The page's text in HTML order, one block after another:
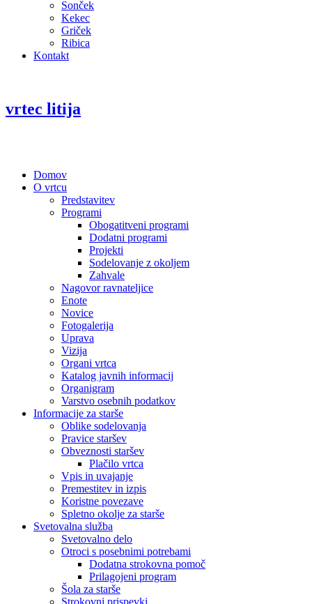
Sonček
Kekec
Griček
Ribica
Kontakt
vrtec litija
Domov
O vrtcu
Predstavitev
Programi
Obogatitveni programi
Dodatni programi
Projekti
Sodelovanje z okoljem
Zahvale
Nagovor ravnateljice
Enote
Novice
Fotogalerija
Uprava
Vizija
Organi vrtca
Katalog javnih informacij
Organigram
Varstvo osebnih podatkov
Informacije za starše
Oblike sodelovanja
Pravice staršev
Obveznosti staršev
Plačilo vrtca
Vpis in uvajanje
Premestitev in izpis
Koristne povezave
Spletno okolje za starše
Svetovalna služba
Svetovalno delo
Otroci s posebnimi potrebami
Dodatna strokovna pomoč
Prilagojeni program
Šola za starše